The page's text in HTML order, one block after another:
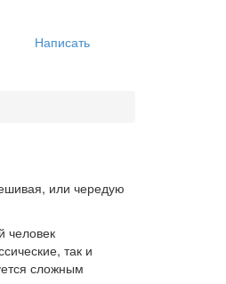
Написать
или чередую
человек
так и
сложным